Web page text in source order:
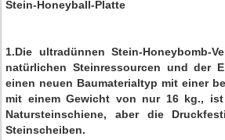
Stein-Honeyball-Platte
1.Die ultradünnen Stein-Honeybomb-
natürlichen Steinressourcen und der
einen neuen Baumaterialtyp mit einer
mit einem Gewicht von nur 16 kg.,
Natursteinschiene, aber die
Steinscheiben.